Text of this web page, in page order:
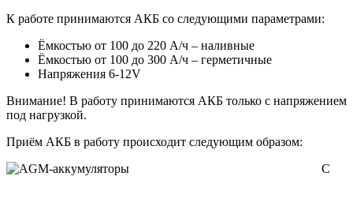
К работе принимаются АКБ со следующими параметрами:
Ёмкостью от 100 до 220 А/ч – наливные
Ёмкостью от 100 до 300 А/ч – герметичные
Напряжения 6-12V
Внимание! В работу принимаются АКБ только с напряжением
под нагрузкой.
Приём АКБ в работу происходит следующим образом:
С